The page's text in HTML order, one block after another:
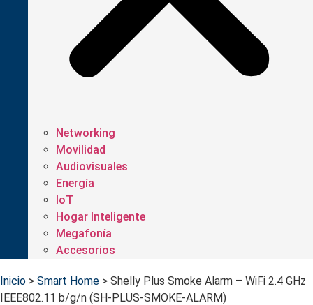
Networking
Movilidad
Audiovisuales
Energía
IoT
Hogar Inteligente
Megafonía
Accesorios
Inicio > Smart Home > Shelly Plus Smoke Alarm – WiFi 2.4 GHz
IEEE802.11 b/g/n (SH-PLUS-SMOKE-ALARM)